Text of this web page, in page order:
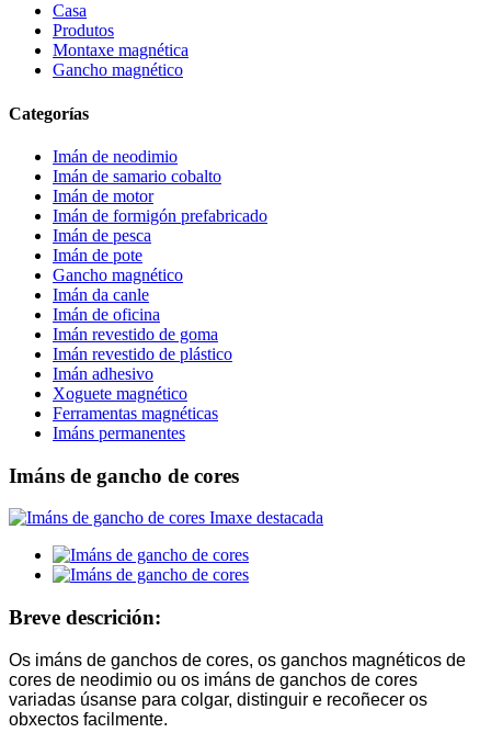
Casa
Produtos
Montaxe magnética
Gancho magnético
Categorías
Imán de neodimio
Imán de samario cobalto
Imán de motor
Imán de formigón prefabricado
Imán de pesca
Imán de pote
Gancho magnético
Imán da canle
Imán de oficina
Imán revestido de goma
Imán revestido de plástico
Imán adhesivo
Xoguete magnético
Ferramentas magnéticas
Imáns permanentes
Imáns de gancho de cores
Breve descrición:
Os imáns de ganchos de cores, os ganchos magnéticos de
cores de neodimio ou os imáns de ganchos de cores
variadas úsanse para colgar, distinguir e recoñecer os
obxectos facilmente.